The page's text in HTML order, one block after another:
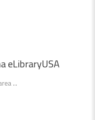
eLibraryUSA
...